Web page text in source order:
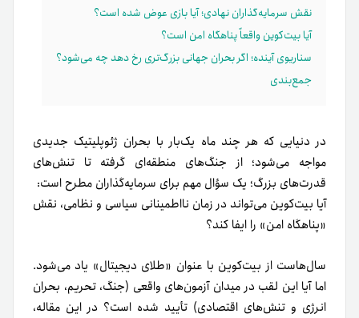
نقش سرمایه‌گذاران نهادی؛ آیا بازی عوض شده است؟
آیا بیت‌کوین واقعاً پناهگاه امن است؟
سناریوی آینده؛ اگر بحران جهانی بزرگ‌تری رخ دهد چه می‌شود؟
جمع‌بندی
در دنیایی که هر چند ماه یک‌بار با بحران ژئوپلیتیک جدیدی
مواجه می‌شود؛ از جنگ‌های منطقه‌ای گرفته تا تنش‌های
قدرت‌های بزرگ؛ یک سؤال مهم برای سرمایه‌گذاران مطرح است:
آیا بیت‌کوین می‌تواند در زمان نااطمینانی سیاسی و نظامی، نقش
«پناهگاه امن» را ایفا کند؟
سال‌هاست از بیت‌کوین با عنوان «طلای دیجیتال» یاد می‌شود.
اما آیا این لقب در میدان آزمون‌های واقعی (جنگ، تحریم، بحران
انرژی و تنش‌های اقتصادی) تأیید شده است؟ در این مقاله،